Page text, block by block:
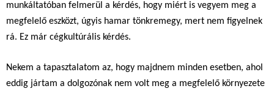
munkáltatóban felmerül a kérdés, hogy miért is vegyem meg a
megfelelő eszközt, úgyis hamar tönkremegy, mert nem figyelnek
rá. Ez már cégkultúrális kérdés.
Nekem a tapasztalatom az, hogy majdnem minden esetben, ahol
eddig jártam a dolgozónak nem volt meg a megfelelő környezete